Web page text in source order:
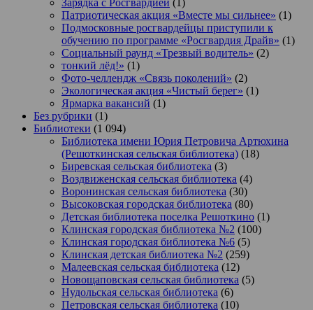
Патриотическая акция «Вместе мы сильнее» (1)
Подмосковные росгвардейцы приступили к
обучению по программе «Росгвардия Драйв» (1)
Социальный раунд «Трезвый водитель» (2)
тонкий лёд!» (1)
Фото-челлендж «Связь поколений» (2)
Экологическая акция «Чистый берег» (1)
Ярмарка вакансий (1)
Без рубрики (1)
Библиотеки (1 094)
Библиотека имени Юрия Петровича Артюхина
(Решоткинская сельская библиотека) (18)
Биревская сельская библиотека (3)
Воздвиженская сельская библиотека (4)
Воронинская сельская библиотека (30)
Высоковская городская библиотека (80)
Детская библиотека поселка Решоткино (1)
Клинская городская библиотека №2 (100)
Клинская городская библиотека №6 (5)
Клинская детская библиотека №2 (259)
Малеевская сельская библиотека (12)
Новощаповская сельская библиотека (5)
Нудольская сельская библиотека (6)
Петровская сельская библиотека (10)